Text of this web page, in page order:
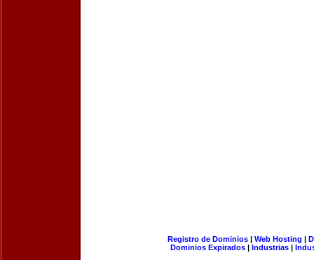
Registro de Dominios| Web Hosting |
Dominios Expirados | Industrias |